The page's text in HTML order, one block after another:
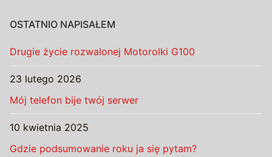
OSTATNIO NAPISAŁEM
Drugie życie rozwalonej Motorolki G100
23 lutego 2026
Mój telefon bije twój serwer
10 kwietnia 2025
Gdzie podsumowanie roku ja się pytam?